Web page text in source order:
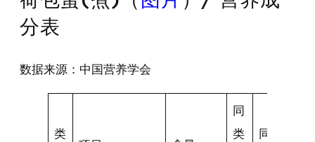
分表
数据来源：中国营养学会
类
同
类
同类均